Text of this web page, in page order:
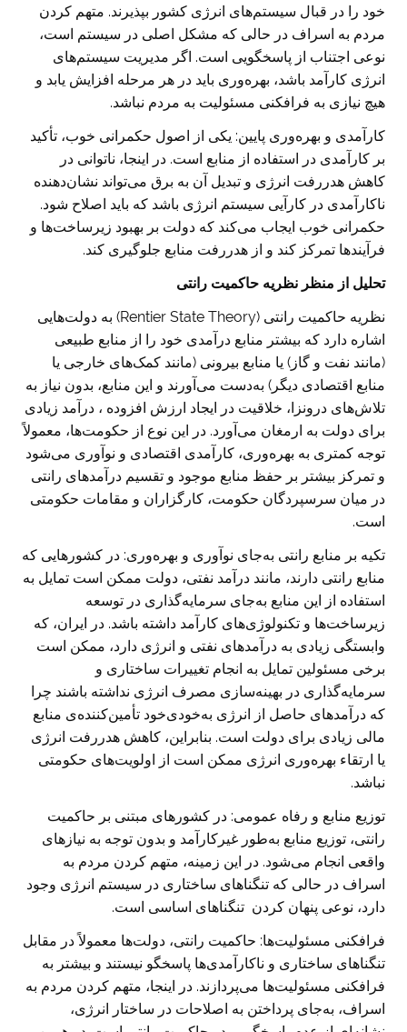
خود را در قبال سیستم‌های انرژی کشور بپذیرند. متهم کردن
مردم به اسراف در حالی که مشکل اصلی در سیستم است،
نوعی اجتناب از پاسخگویی است. اگر مدیریت سیستم‌های
انرژی کارآمد باشد، بهره‌وری باید در هر مرحله افزایش یابد و
هیچ نیازی به فرافکنی مسئولیت به مردم نباشد.
کارآمدی و بهره‌وری پایین: یکی از اصول حکمرانی خوب، تأکید
بر کارآمدی در استفاده از منابع است. در اینجا، ناتوانی در
کاهش هدررفت انرژی و تبدیل آن به برق می‌تواند نشان‌دهنده
ناکارآمدی در کارآیی سیستم انرژی باشد که باید اصلاح شود.
حکمرانی خوب ایجاب می‌کند که دولت بر بهبود زیرساخت‌ها و
فرآیندها تمرکز کند و از هدررفت منابع جلوگیری کند.
تحلیل از منظر نظریه حاکمیت رانتی
نظریه حاکمیت رانتی (Rentier State Theory) به دولت‌هایی
اشاره دارد که بیشتر منابع درآمدی خود را از منابع طبیعی
(مانند نفت و گاز) یا منابع بیرونی (مانند کمک‌های خارجی یا
منابع اقتصادی دیگر) به‌دست می‌آورند و این منابع، بدون نیاز به
تلاش‌های درونزا، خلاقیت در ایجاد ارزش افزوده ، درآمد زیادی
برای دولت به ارمغان می‌آورد. در این نوع از حکومت‌ها، معمولاً
توجه کمتری به بهره‌وری، کارآمدی اقتصادی و نوآوری می‌شود
و تمرکز بیشتر بر حفظ منابع موجود و تقسیم درآمدهای رانتی
در میان سرسپردگان حکومت، کارگزاران و مقامات حکومتی
است.
تکیه بر منابع رانتی به‌جای نوآوری و بهره‌وری: در کشورهایی که
منابع رانتی دارند، مانند درآمد نفتی، دولت ممکن است تمایل به
استفاده از این منابع به‌جای سرمایه‌گذاری در توسعه
زیرساخت‌ها و تکنولوژی‌های کارآمد داشته باشد. در ایران، که
وابستگی زیادی به درآمدهای نفتی و انرژی دارد، ممکن است
برخی مسئولین تمایل به انجام تغییرات ساختاری و
سرمایه‌گذاری در بهینه‌سازی مصرف انرژی نداشته باشند چرا
که درآمدهای حاصل از انرژی به‌خودی‌خود تأمین‌کننده‌ی منابع
مالی زیادی برای دولت است. بنابراین، کاهش هدررفت انرژی
یا ارتقاء بهره‌وری انرژی ممکن است از اولویت‌های حکومتی
نباشد.
توزیع منابع و رفاه عمومی: در کشورهای مبتنی بر حاکمیت
رانتی، توزیع منابع به‌طور غیرکارآمد و بدون توجه به نیازهای
واقعی انجام می‌شود. در این زمینه، متهم کردن مردم به
اسراف در حالی که تنگناهای ساختاری در سیستم انرژی وجود
دارد، نوعی پنهان کردن تنگناهای اساسی است.
فرافکنی مسئولیت‌ها: حاکمیت رانتی، دولت‌ها معمولاً در مقابل
تنگناهای ساختاری و ناکارآمدی‌ها پاسخگو نیستند و بیشتر به
فرافکنی مسئولیت‌ها می‌پردازند. در اینجا، متهم کردن مردم به
اسراف، به‌جای پرداختن به اصلاحات در ساختار انرژی،